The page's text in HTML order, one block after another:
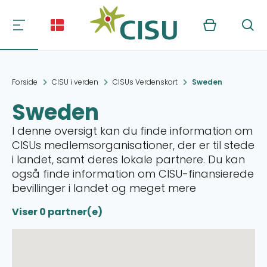
Kurv Søg
Forside CISU i verden CISUs Verdenskort Sweden
Sweden
I denne oversigt kan du finde information om
CISUs medlemsorganisationer, der er til stede
i landet, samt deres lokale partnere. Du kan
også finde information om CISU-finansierede
bevillinger i landet og meget mere
Viser 0 partner(e)